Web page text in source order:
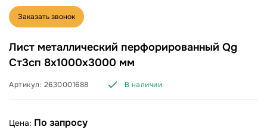
Заказать звонок
Лист металлический перфорированный Qg
Ст3сп 8х1000х3000 мм
Артикул: 2630001688 В наличии
Цена: По запросу